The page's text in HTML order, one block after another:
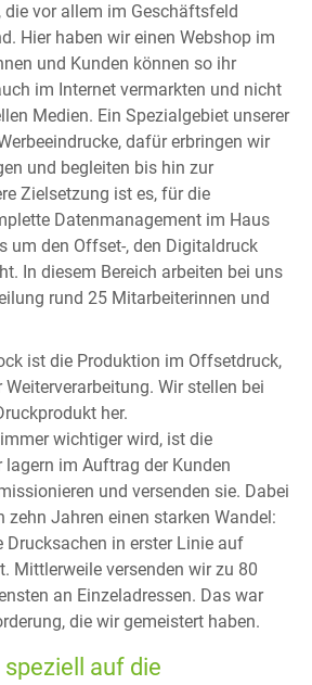
die vor allem im Geschäftsfeld
Hier haben wir einen Webshop im
und Kunden können so ihr
im Internet vermarkten und nicht
Medien. Ein Spezialgebiet unserer
dafür erbringen wir
und begleiten bis hin zur
Zielsetzung ist es, für die
Datenmanagement im Haus
um den Offset-, den Digitaldruck
In diesem Bereich arbeiten bei uns
rund 25 Mitarbeiterinnen und
ist die Produktion im Offsetdruck,
Wir stellen bei
her.
wichtiger wird, ist die
im Auftrag der Kunden
und versenden sie. Dabei
zehn Jahren einen starken Wandel:
Drucksachen in erster Linie auf
Mittlerweile versenden wir zu 80
an Einzeladressen. Das war
die wir gemeistert haben.
auf die